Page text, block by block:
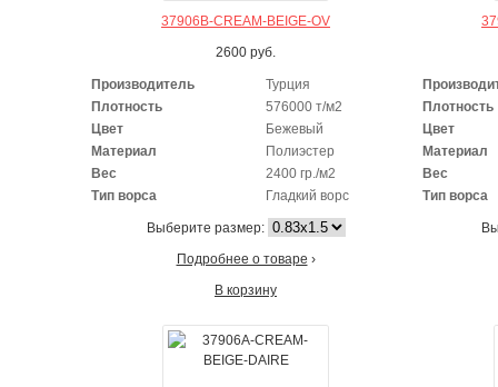
37906B-CREAM-BEIGE-OV
2600 руб.
Производитель
Турция
Плотность
576000 т/м2
Цвет
Бежевый
Материал
Полиэстер
Вес
2400 гр./м2
Тип ворса
Гладкий ворс
Выберите размер:
Подробнее о товаре ›
В корзину
Плотность
Цвет
Материал
Вес
Тип ворса